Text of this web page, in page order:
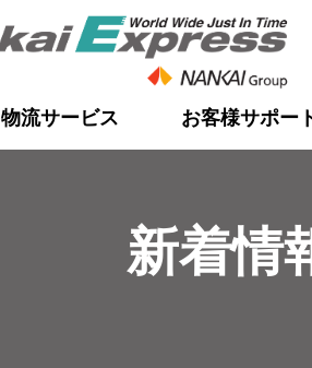
物流サービス お客様サポー
新着情